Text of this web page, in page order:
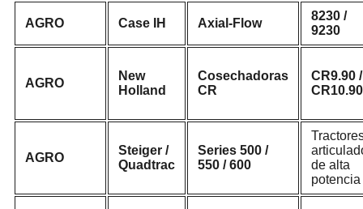
AGRO Case IH Axial-Flow
8230 /
9230
AGRO
New
Holland
Cosechadoras
CR
CR9.90 /
CR10.90
AGRO
Steiger /
Quadtrac
Series 500 /
550 / 600
de alta
potencia